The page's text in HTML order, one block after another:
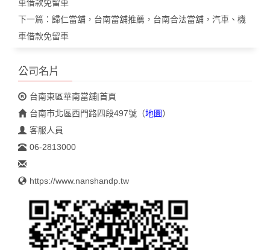
車借款免留車
下一篇： 歸仁當舖，台南當舖推薦，台南合法當舖，汽車、機
車借款免留車
公司名片
台南東區華南當舖|首頁
台南市北區西門路四段497號 （地圖）
客服人員
06-2813000
https://www.nanshandp.tw